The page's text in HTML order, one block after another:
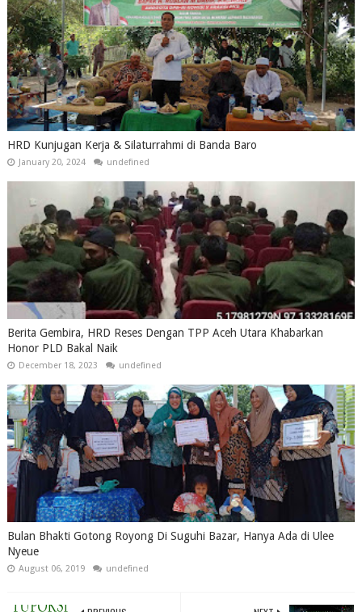
HRD Kunjugan Kerja & Silaturrahmi di Banda Baro
January 20, 2024 undefined
Berita Gembira, HRD Reses Dengan TPP Aceh Utara Khabarkan
Honor PLD Bakal Naik
December 18, 2023 undefined
Bulan Bhakti Gotong Royong Di Suguhi Bazar, Hanya Ada di Ulee
Nyeue
August 06, 2019 undefined